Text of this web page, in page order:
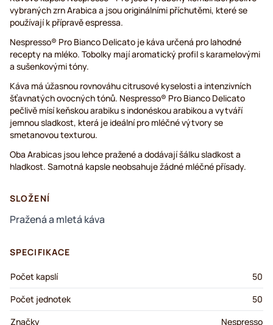
vybraných zrn Arabica a jsou originálními příchutěmi, které se
používají k přípravě espressa.
Nespresso® Pro Bianco Delicato je káva určená pro lahodné
recepty na mléko. Tobolky mají aromatický profil s karamelovými
a sušenkovými tóny.
Káva má úžasnou rovnováhu citrusové kyselosti a intenzivních
šťavnatých ovocných tónů. Nespresso® Pro Bianco Delicato
pečlivě mísí keňskou arabiku s indonéskou arabikou a vytváří
jemnou sladkost, která je ideální pro mléčné výtvory se
smetanovou texturou.
Oba Arabicas jsou lehce pražené a dodávají šálku sladkost a
hladkost. Samotná kapsle neobsahuje žádné mléčné přísady.
SLOŽENÍ
Pražená a mletá káva
SPECIFIKACE
Počet kapslí
50
Počet jednotek
50
Značky
Nespresso